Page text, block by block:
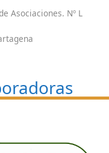
Asociaciones. Nº L